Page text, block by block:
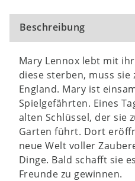
Beschreibung
Mary Lennox lebt mit
diese sterben, muss sie
England. Mary ist
Spielgefährten. Eines
alten Schlüssel, der sie
Garten führt. Dort
neue Welt voller
Dinge. Bald schafft sie
Freunde zu gewinnen.